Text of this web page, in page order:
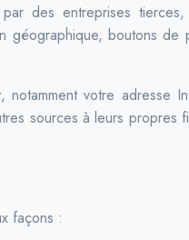
des entreprises tierces,
géographique, boutons
votre adresse
sources à leurs propres
façons :